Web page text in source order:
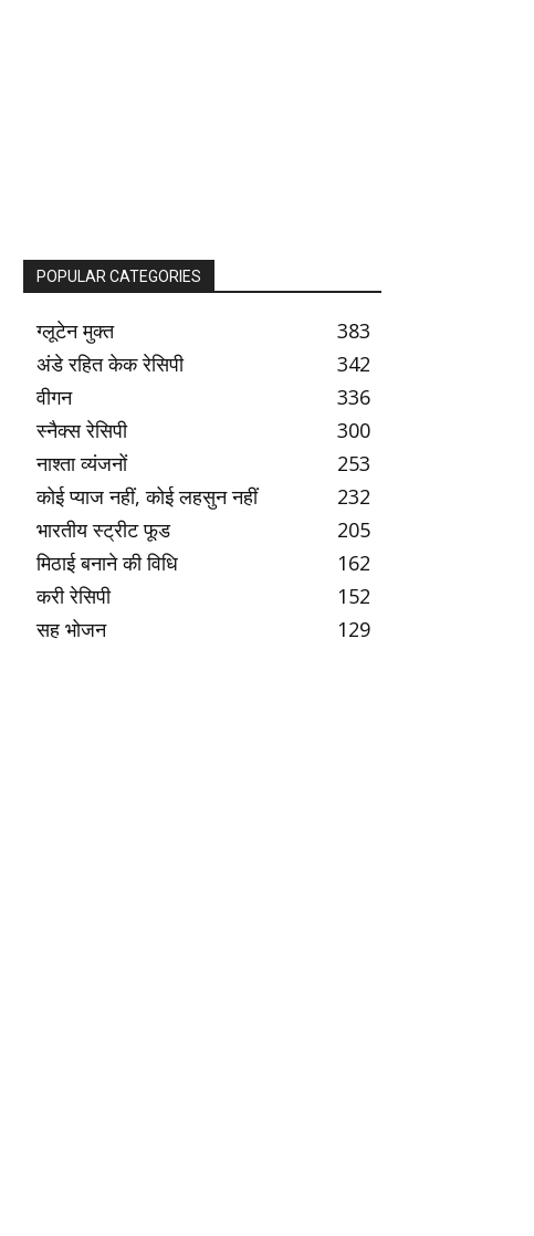
POPULAR CATEGORIES
ग्लूटेन मुक्त
383
अंडे रहित केक रेसिपी
342
वीगन
336
स्नैक्स रेसिपी
300
नाश्ता व्यंजनों
253
कोई प्याज नहीं, कोई लहसुन नहीं
232
भारतीय स्ट्रीट फूड
205
मिठाई बनाने की विधि
162
करी रेसिपी
152
सह भोजन
129